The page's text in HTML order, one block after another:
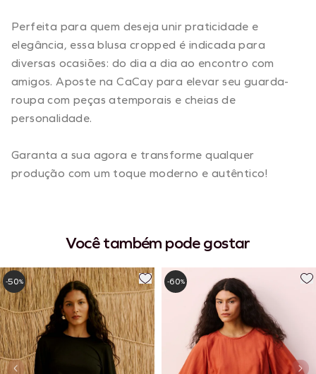
Perfeita para quem deseja unir praticidade e
elegância, essa blusa cropped é indicada para
diversas ocasiões: do dia a dia ao encontro com
amigos. Aposte na CaCay para elevar seu guarda-
roupa com peças atemporais e cheias de
personalidade.
Garanta a sua agora e transforme qualquer
produção com um toque moderno e autêntico!
Você também pode gostar
-50% -60%